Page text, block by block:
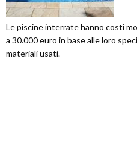
Le piscine interrate hanno costi
a 30.000 euro in base alle loro
materiali usati.